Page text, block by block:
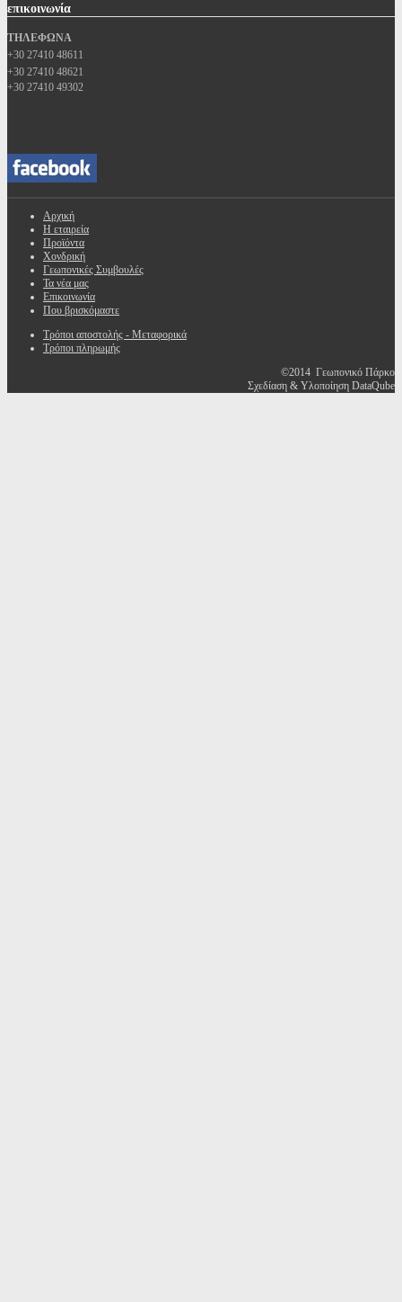
επικοινωνία
ΤΗΛΕΦΩΝΑ
+30 27410 48611
+30 27410 48621
+30 27410 49302
Αρχική
Η εταιρεία
Προϊόντα
Χονδρική
Γεωπονικές Συμβουλές
Τα νέα μας
Επικοινωνία
Που βρισκόμαστε
Τρόποι αποστολής - Μεταφορικά
Τρόποι πληρωμής
©2014 Γεωπονικό Πάρκο
Σχεδίαση & Υλοποίηση DataQube